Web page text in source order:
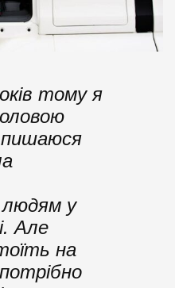
тому я
пишаюся
у
Але
на
потрібно